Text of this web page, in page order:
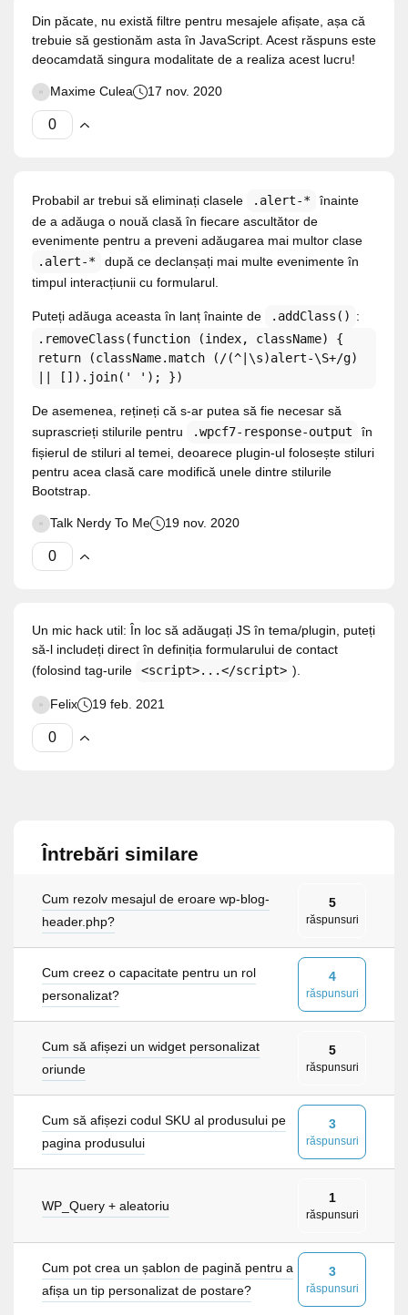
Din păcate, nu există filtre pentru mesajele afișate, așa că
trebuie să gestionăm asta în JavaScript. Acest răspuns este
deocamdată singura modalitate de a realiza acest lucru!
Maxime Culea 17 nov. 2020
Probabil ar trebui să eliminați clasele .alert-* înainte
de a adăuga o nouă clasă în fiecare ascultător de
evenimente pentru a preveni adăugarea mai multor clase
.alert-*
după ce declanșați mai multe evenimente în
timpul interacțiunii cu formularul.
Puteți adăuga aceasta în lanț înainte de .addClass() :
.removeClass(function (index, className) {
return (className.match (/(^|\s)alert-\S+/g)
|| []).join(' '); })
De asemenea, rețineți că s-ar putea să fie necesar să
suprascrieți stilurile pentru
.wpcf7-response-output
în
fișierul de stiluri al temei, deoarece plugin-ul folosește stiluri
pentru acea clasă care modifică unele dintre stilurile
Bootstrap.
Talk Nerdy To Me 19 nov. 2020
Un mic hack util: În loc să adăugați JS în tema/plugin, puteți
să-l includeți direct în definiția formularului de contact
(folosind tag-urile
<script>...</script> ).
Felix 19 feb. 2021
Întrebări similare
Cum rezolv mesajul de eroare wp-blog-
header.php?
5
răspunsuri
Cum creez o capacitate pentru un rol
personalizat?
4
răspunsuri
Cum să afișezi un widget personalizat
oriunde
5
răspunsuri
Cum să afișezi codul SKU al produsului pe
pagina produsului
3
răspunsuri
WP_Query + aleatoriu
1
răspunsuri
Cum pot crea un șablon de pagină pentru a
afișa un tip personalizat de postare?
3
răspunsuri